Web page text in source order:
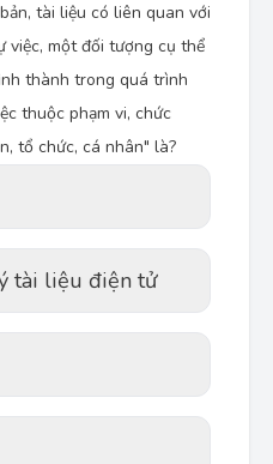
tài liệu có liên quan với
việc, một đối tượng cụ thể
thành trong quá trình
thuộc phạm vi, chức
tổ chức, cá nhân" là?
tài liệu điện tử